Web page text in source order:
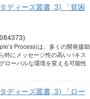
ディーズ叢書, 3) 「貧困
Process)は、多くの開発援助
特にメッセージ性の高いパキス
ローバルな環境を変える可能性
ディーズ叢書, 3) 「ロー